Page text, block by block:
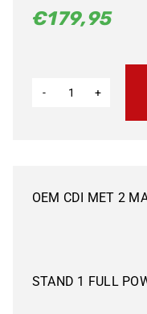
€179,95
aantal
OEM CDI MET 2
STAND 1 FULL